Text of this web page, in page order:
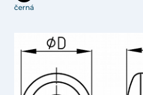
černá